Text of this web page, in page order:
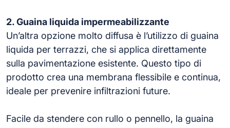
2. Guaina liquida impermeabilizzante
Un’altra opzione molto diffusa è l’utilizzo di guaina
liquida per terrazzi, che si applica direttamente
sulla pavimentazione esistente. Questo tipo di
prodotto crea una membrana flessibile e continua,
ideale per prevenire infiltrazioni future.
Facile da stendere con rullo o pennello, la guaina